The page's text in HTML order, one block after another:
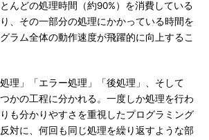
んどの処理時間（約90%）を消費している
、その一部分の処理にかかっている時間を
ラム全体の動作速度が飛躍的に向上するこ
理」「エラー処理」「後処理」、そして
かの工程に分かれる。一度しか処理を行わ
も分かりやすさを重視したプログラミング
対に、何回も同じ処理を繰り返すような部